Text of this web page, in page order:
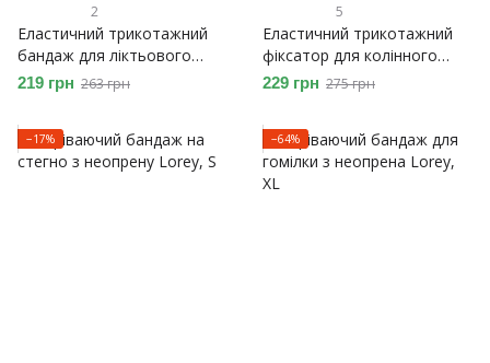
2
Еластичний трикотажний
бандаж для ліктьового
суглоба Lorey, налокітник
219 грн 263 грн
5
Еластичний трикотажний
фіксатор для колінного
суглоба, наколінник
229 грн 275 грн
−17% −64%